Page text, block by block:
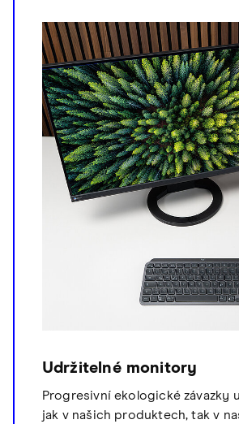
Udržitelné monitory
Progresivní ekologické závazky
jak v našich produktech, tak v